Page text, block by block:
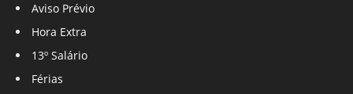
Aviso Prévio
Hora Extra
13º Salário
Férias